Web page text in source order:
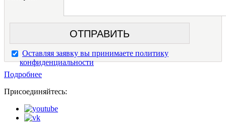
Оставляя заявку вы принимаете политику
конфиденциальности
Подробнее
Присоединяйтесь: